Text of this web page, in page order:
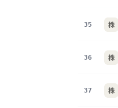
35 株
36 株
37 株